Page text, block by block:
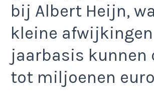
bij Albert Heijn,
kleine
jaarbasis kunnen
tot miljoenen